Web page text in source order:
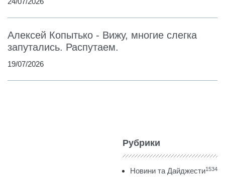
Алексей Копытько - Вижу, многие слегка
запутались. Распутаем.
19/07/2026
Рубрики
Новини та Дайджести1534